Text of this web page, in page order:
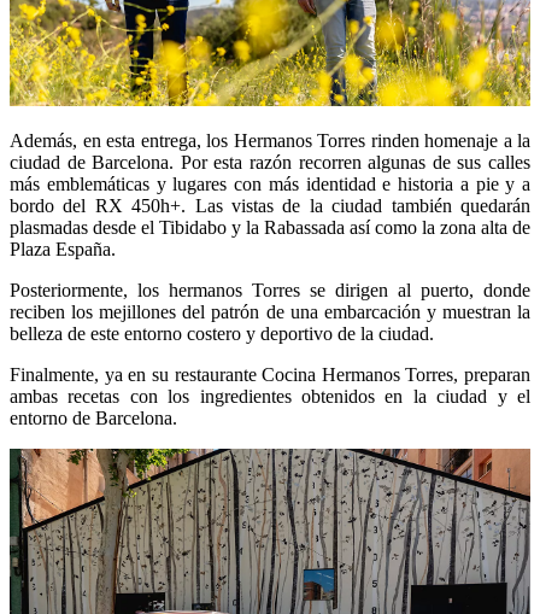
Además, en esta entrega, los Hermanos Torres rinden homenaje a la
ciudad de Barcelona. Por esta razón recorren algunas de sus calles
más emblemáticas y lugares con más identidad e historia a pie y a
bordo del RX 450h+. Las vistas de la ciudad también quedarán
plasmadas desde el Tibidabo y la Rabassada así como la zona alta de
Plaza España.
Posteriormente, los hermanos Torres se dirigen al puerto, donde
reciben los mejillones del patrón de una embarcación y muestran la
belleza de este entorno costero y deportivo de la ciudad.
Finalmente, ya en su restaurante Cocina Hermanos Torres, preparan
ambas recetas con los ingredientes obtenidos en la ciudad y el
entorno de Barcelona.